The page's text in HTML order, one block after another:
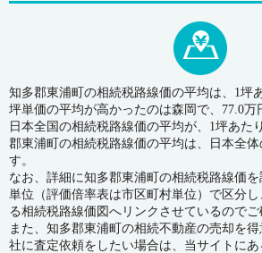
知多郡東浦町の相続税路線価の平均は、1坪
坪単価の平均が高かったのは森岡で、77.0万
日本全国の相続税路線価の平均が、1坪あた
郡東浦町の相続税路線価の平均は、日本全体
す。
なお、詳細に知多郡東浦町の相続税路線価
単位（評価倍率表は市区町村単位）で区分
る相続税路線価図へリンクさせているのでご
また、知多郡東浦町の相続不動産の売却を
社に査定依頼をしたい場合は、当サイトにあ